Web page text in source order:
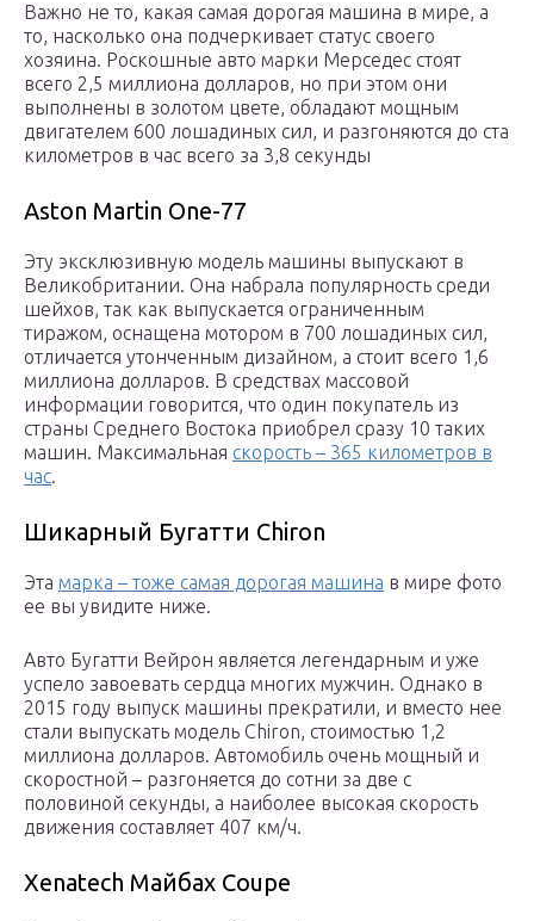
Важно не то, какая самая дорогая машина в мире, а
то, насколько она подчеркивает статус своего
хозяина. Роскошные авто марки Мерседес стоят
всего 2,5 миллиона долларов, но при этом они
выполнены в золотом цвете, обладают мощным
двигателем 600 лошадиных сил, и разгоняются до ста
километров в час всего за 3,8 секунды
Aston Martin One-77
Эту эксклюзивную модель машины выпускают в
Великобритании. Она набрала популярность среди
шейхов, так как выпускается ограниченным
тиражом, оснащена мотором в 700 лошадиных сил,
отличается утонченным дизайном, а стоит всего 1,6
миллиона долларов. В средствах массовой
информации говорится, что один покупатель из
страны Среднего Востока приобрел сразу 10 таких
машин. Максимальная скорость – 365 километров в
час.
Шикарный Бугатти Chiron
Эта марка – тоже самая дорогая машина в мире фото
ее вы увидите ниже.
Авто Бугатти Вейрон является легендарным и уже
успело завоевать сердца многих мужчин. Однако в
2015 году выпуск машины прекратили, и вместо нее
стали выпускать модель Chiron, стоимостью 1,2
миллиона долларов. Автомобиль очень мощный и
скоростной – разгоняется до сотни за две с
половиной секунды, а наиболее высокая скорость
движения составляет 407 км/ч.
Xenatech Майбах Coupe